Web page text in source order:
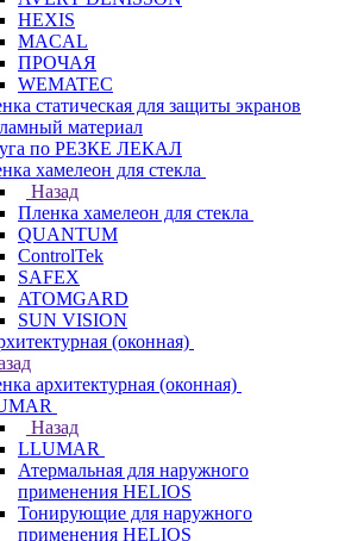
HEXIS
MACAL
ПРОЧАЯ
WEMATEC
статическая для защиты экранов
материал
по РЕЗКЕ ЛЕКАЛ
хамелеон для стекла
Назад
Пленка хамелеон для стекла
QUANTUM
ControlTek
SAFEX
ATOMGARD
SUN VISION
(оконная)
архитектурная (оконная)
Назад
LLUMAR
Атермальная для наружного
применения HELIOS
Тонирующие для наружного
применения HELIOS